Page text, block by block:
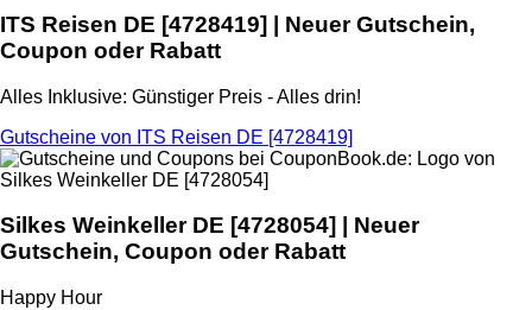
ITS Reisen DE [4728419] | Neuer Gutschein,
Coupon oder Rabatt
Alles Inklusive: Günstiger Preis - Alles drin!
Gutscheine von ITS Reisen DE [4728419]
Silkes Weinkeller DE [4728054] | Neuer
Gutschein, Coupon oder Rabatt
Happy Hour